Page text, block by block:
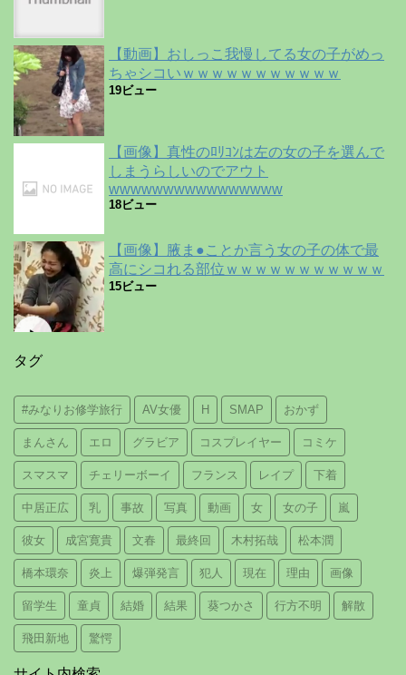
【動画】おしっこ我慢してる女の子がめっ
ちゃシコいｗｗｗｗｗｗｗｗｗｗｗ
19ビュー
【画像】真性のﾛﾘｺﾝは左の女の子を選んで
しまうらしいのでアウト
wwwwwwwwwwwwwwww
18ビュー
【画像】腋ま●ことか言う女の子の体で最
高にシコれる部位ｗｗｗｗｗｗｗｗｗｗｗ
15ビュー
タグ
#みなりお修学旅行 AV女優 H SMAP おかず
まんさん エロ グラビア コスプレイヤー コミケ
スマスマ チェリーボーイ フランス レイプ 下着
中居正広 乳 事故 写真 動画 女 女の子 嵐
彼女 成宮寛貴 文春 最終回 木村拓哉 松本潤
橋本環奈 炎上 爆弾発言 犯人 現在 理由 画像
留学生 童貞 結婚 結果 葵つかさ 行方不明 解散
飛田新地 驚愕